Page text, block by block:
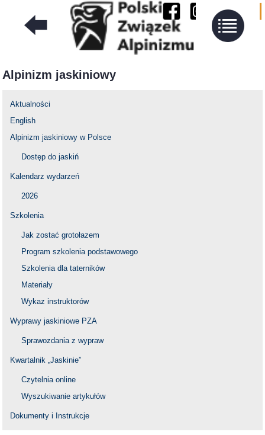
Alpinizm jaskiniowy
Aktualności
English
Alpinizm jaskiniowy w Polsce
Dostęp do jaskiń
Kalendarz wydarzeń
2026
Szkolenia
Jak zostać grotołazem
Program szkolenia podstawowego
Szkolenia dla taterników
Materiały
Wykaz instruktorów
Wyprawy jaskiniowe PZA
Sprawozdania z wypraw
Kwartalnik „Jaskinie”
Czytelnia online
Wyszukiwanie artykułów
Dokumenty i Instrukcje